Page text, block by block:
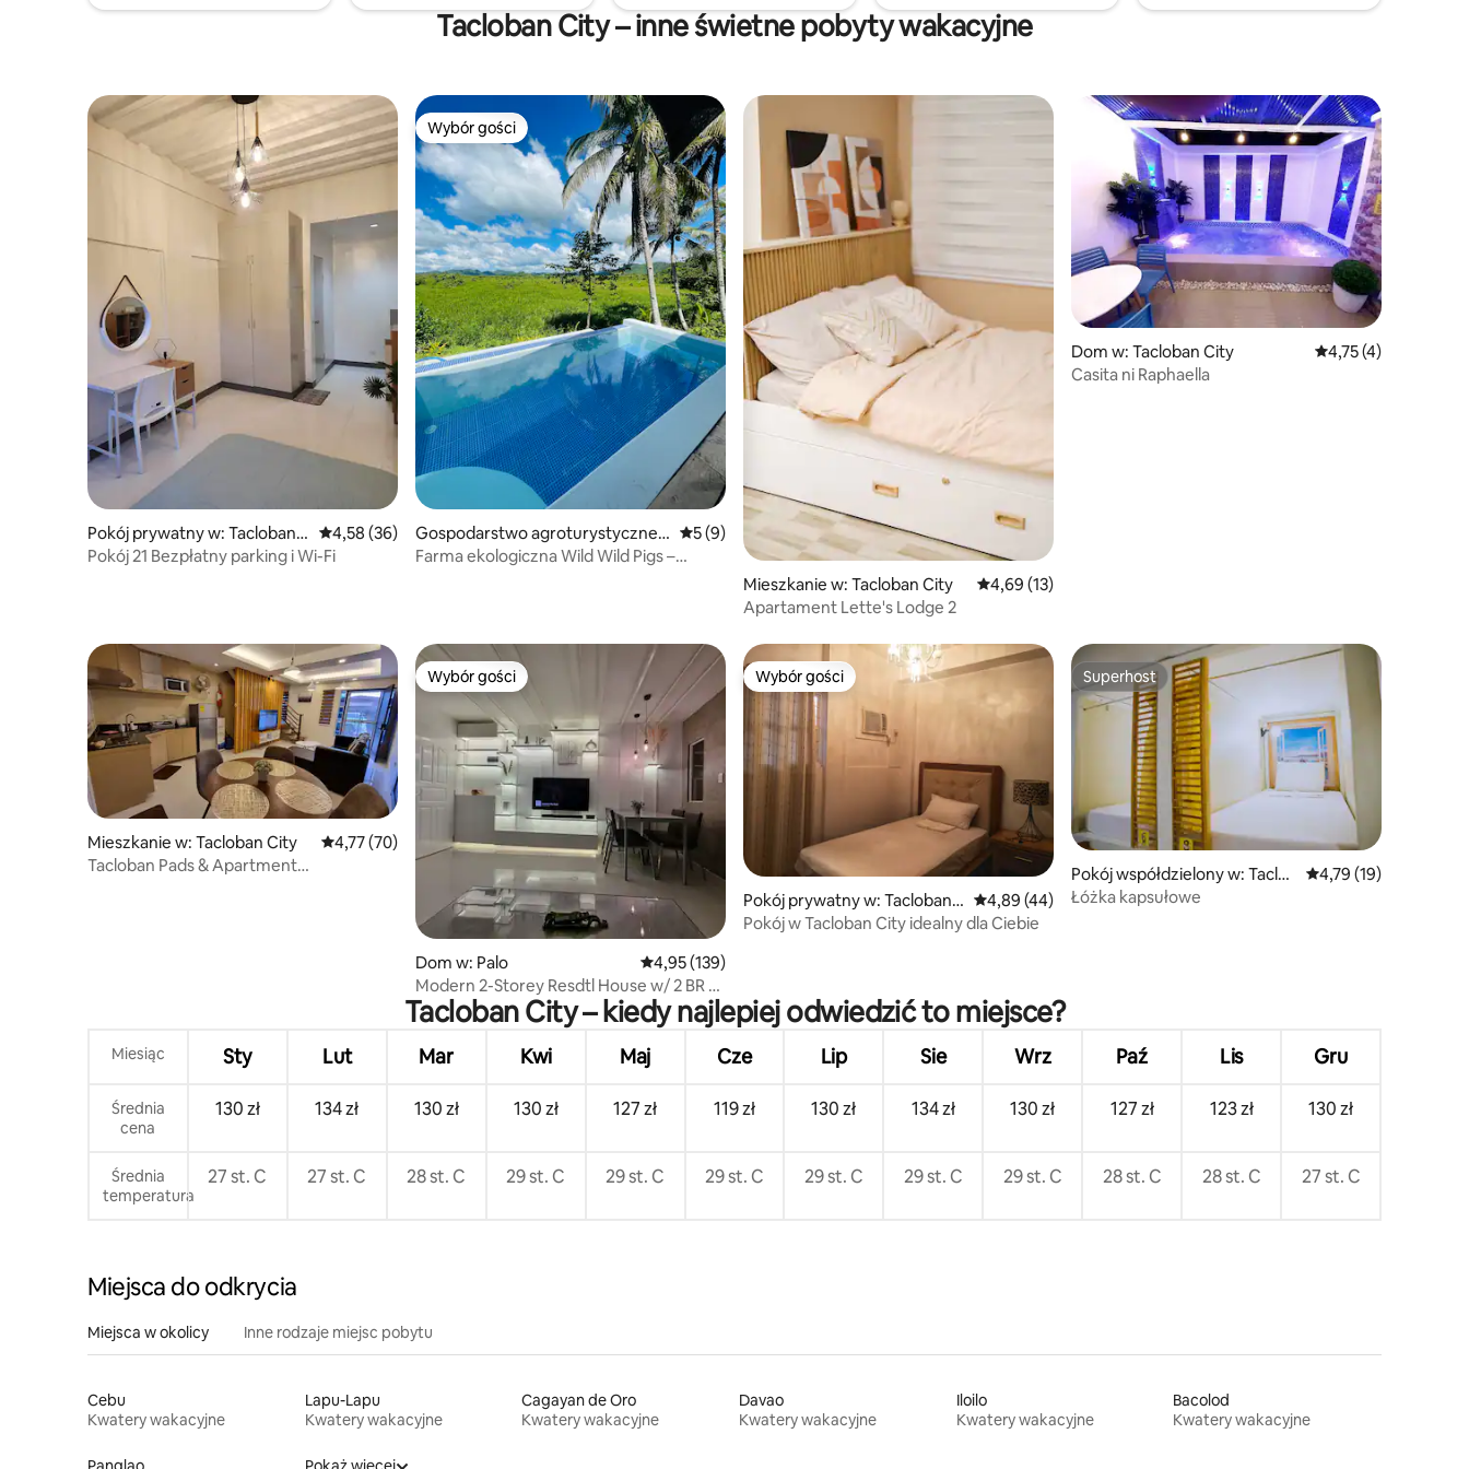
zakochanych i par.
Tacloban City – inne świetne pobyty wakacyjne
Pokój prywatny w: Tacloban
City
Średnia ocena: 4,58 na 5, liczba recenzji: 36
4,58 (36)
Pokój 21 Bezpłatny parking i Wi-Fi
Wybór gości
Wybór gości
Gospodarstwo agroturystyczne
w: Alangalang
Średnia ocena: 5 na 5, liczba recenzji: 9
5 (9)
Farma ekologiczna Wild Wild Pigs –
Mieszkanie w: Tacloban City Średnia ocena: 4,69 na 5, liczba recenzji: 13
4,69 (13)
Apartament Lette's Lodge 2
Dom w: Tacloban City Średnia ocena: 4,75
4,75 (4)
Casita ni Raphaella
Mieszkanie w: Tacloban City Średnia ocena: 4,77 na 5, liczba recenzji: 70
4,77 (70)
Tacloban Pads & Apartment
Wybór gości
Wybór gości
Dom w: Palo Średnia ocena: 4,95 na 5, liczba recenzji: 139
4,95 (139)
Modern 2-Storey Resdtl House w/ 2 BR &
Netflix
Wybór gości
Wybór gości
Pokój prywatny w: Tacloban
City
Średnia ocena: 4,89 na 5, liczba recenzji: 44
4,89 (44)
Pokój w Tacloban City idealny dla Ciebie
Superhost
Superhost
Pokój współdzielony w: Taclob
an City
Średnia ocena: 4,79
4,79 (19)
Łóżka kapsułowe
Tacloban City – kiedy najlepiej odwiedzić to miejsce?
Miesiąc Sty Lut Mar Kwi Maj Cze Lip Sie Wrz Paź Lis Gru
Średnia
cena
130 zł 134 zł 130 zł 130 zł 127 zł 119 zł 130 zł 134 zł 130 zł 127 zł 123 zł 130 zł
Średnia
temperatura
27 st. C 27 st. C 28 st. C 29 st. C 29 st. C 29 st. C 29 st. C 29 st. C 29 st. C 28 st. C 28 st. C 27 st. C
Miejsca do odkrycia
Miejsca w okolicy Inne rodzaje miejsc pobytu
Cebu
Kwatery wakacyjne
Lapu-Lapu
Kwatery wakacyjne
Cagayan de Oro
Kwatery wakacyjne
Davao
Kwatery wakacyjne
Iloilo
Kwatery wakacyjne
Bacolod
Kwatery wakacyjne